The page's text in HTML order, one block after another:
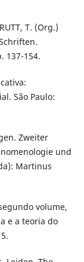
T. (Org.)
137-154.
São Paulo:
Zweiter
und
Martinus
volume,
e a teoria do